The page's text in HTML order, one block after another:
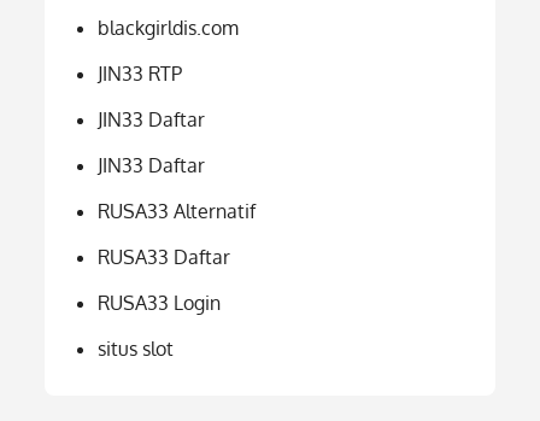
blackgirldis.com
JIN33 RTP
JIN33 Daftar
JIN33 Daftar
RUSA33 Alternatif
RUSA33 Daftar
RUSA33 Login
situs slot